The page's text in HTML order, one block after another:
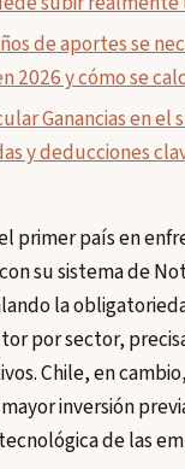
de aportes se
2026 y cómo se
Ganancias en el
y deducciones
primer país en
su sistema de
la
por sector,
Chile, en
inversión
de las